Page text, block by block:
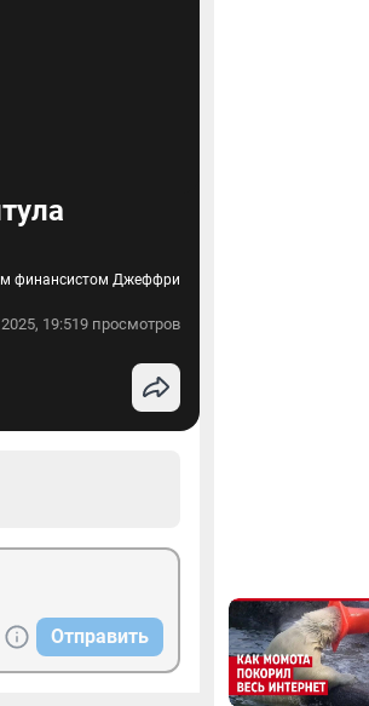
финансистом Джеффри
19:519 просмотров
Отправить